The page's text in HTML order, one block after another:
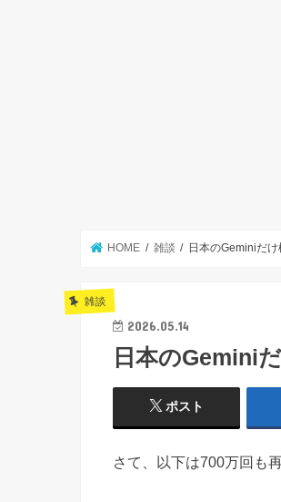
HOME 雑談 日本のGeminiだ
雑談
2026.05.14
日本のGemini
ポスト
さて、以下は700万回も